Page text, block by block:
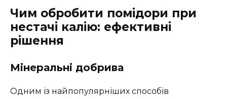
Чим обробити помідори при
нестачі калію: ефективні
рішення
Мінеральні добрива
Одним із найпопулярніших способів